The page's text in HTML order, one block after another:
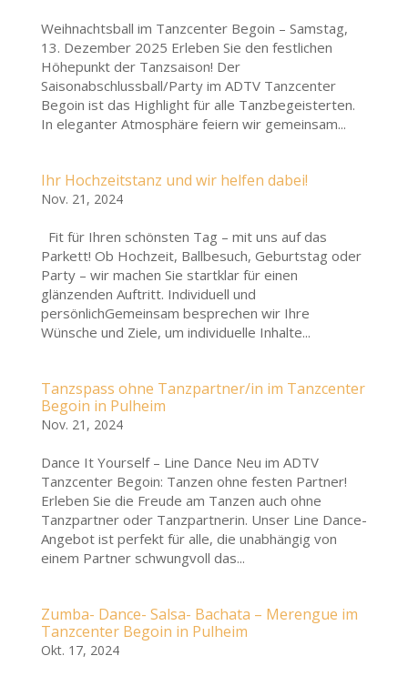
Weihnachtsball im Tanzcenter Begoin – Samstag,
13. Dezember 2025 Erleben Sie den festlichen
Höhepunkt der Tanzsaison! Der
Saisonabschlussball/Party im ADTV Tanzcenter
Begoin ist das Highlight für alle Tanzbegeisterten.
In eleganter Atmosphäre feiern wir gemeinsam...
Ihr Hochzeitstanz und wir helfen dabei!
Nov. 21, 2024
Fit für Ihren schönsten Tag – mit uns auf das
Parkett! Ob Hochzeit, Ballbesuch, Geburtstag oder
Party – wir machen Sie startklar für einen
glänzenden Auftritt. Individuell und
persönlichGemeinsam besprechen wir Ihre
Wünsche und Ziele, um individuelle Inhalte...
Tanzspass ohne Tanzpartner/in im Tanzcenter
Begoin in Pulheim
Nov. 21, 2024
Dance It Yourself – Line Dance Neu im ADTV
Tanzcenter Begoin: Tanzen ohne festen Partner!
Erleben Sie die Freude am Tanzen auch ohne
Tanzpartner oder Tanzpartnerin. Unser Line Dance-
Angebot ist perfekt für alle, die unabhängig von
einem Partner schwungvoll das...
Zumba- Dance- Salsa- Bachata – Merengue im
Tanzcenter Begoin in Pulheim
Okt. 17, 2024